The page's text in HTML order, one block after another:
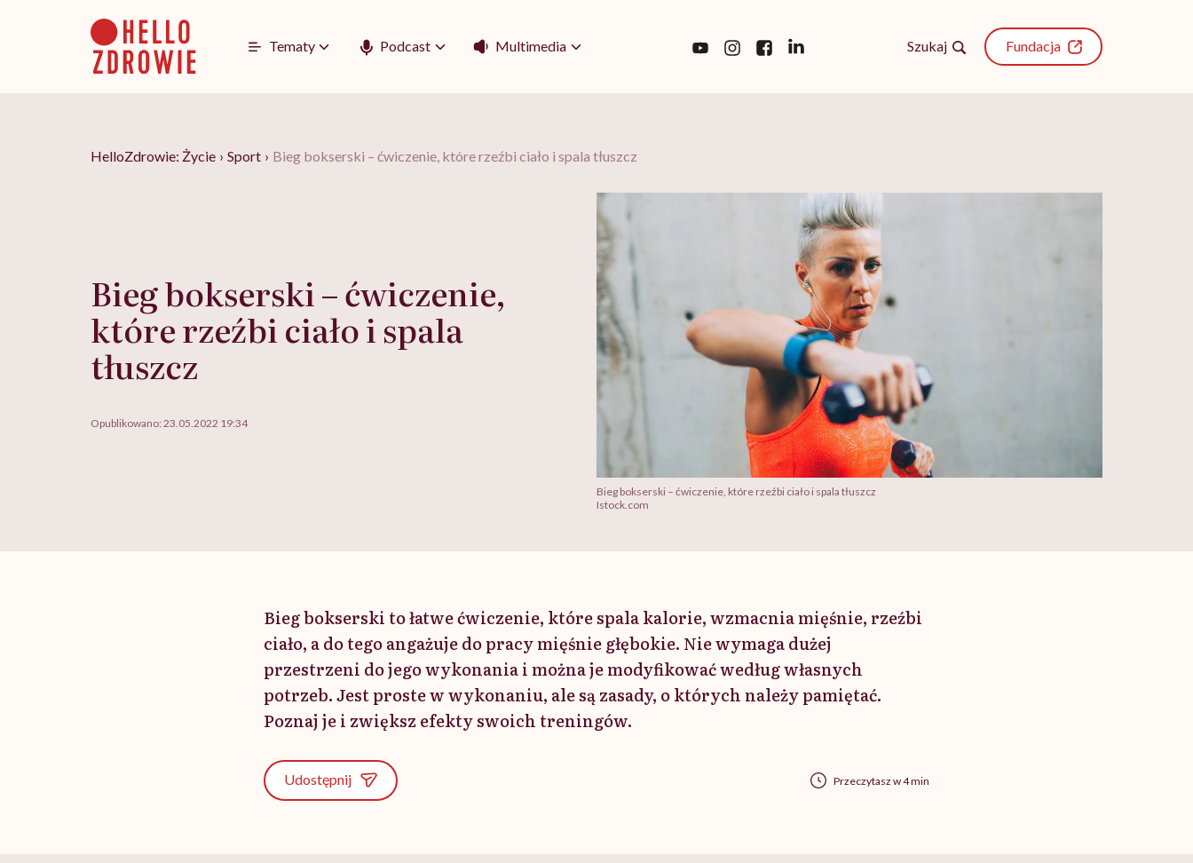
Tematy Podcast Multimedia Szukaj Fundacja
HelloZdrowie: Życie › Sport › Bieg bokserski – ćwiczenie, które rzeźbi ciało i spala tłuszcz
Bieg bokserski – ćwiczenie,
które rzeźbi ciało i spala
tłuszcz
Opublikowano: 23.05.2022 19:34
Bieg bokserski – ćwiczenie, które rzeźbi ciało i spala tłuszcz
Istock.com
Bieg bokserski to łatwe ćwiczenie, które spala kalorie, wzmacnia mięśnie, rzeźbi
ciało, a do tego angażuje do pracy mięśnie głębokie. Nie wymaga dużej
przestrzeni do jego wykonania i można je modyfikować według własnych
potrzeb. Jest proste w wykonaniu, ale są zasady, o których należy pamiętać.
Poznaj je i zwiększ efekty swoich treningów.
Udostępnij Przeczytasz w 4 min